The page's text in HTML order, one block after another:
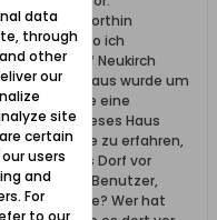
dorthin
habe und wo ich
im Dorf Neukirch
Dieses Haus wurde um
Gebäude eine
Seit ich dieses Haus
Geschichte zu erfahren,
über dieses Dorf vor
erfahrene Benutzer,
könnte? Wer hat
data
through
other
our
site
certain
users
and
For
to our